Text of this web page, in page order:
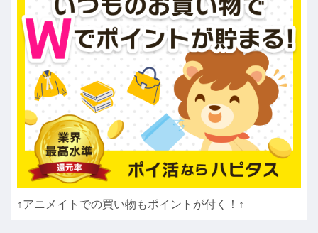
↑アニメイトでの買い物もポイントが付く！↑